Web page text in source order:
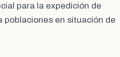
para la expedición de
poblaciones en situación de